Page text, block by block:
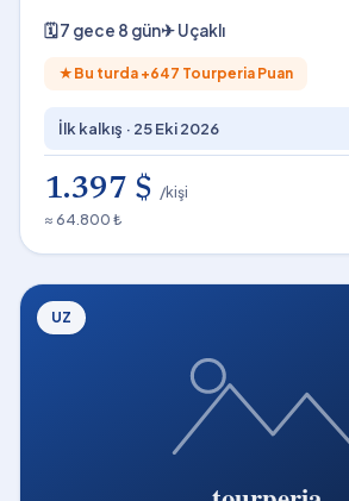
🗓7 gece 8 gün✈Uçaklı
★ Bu turda +647 Tourperia Puan
İlk kalkış · 25 Eki 2026
1.397 $ /kişi
≈ 64.800 ₺
UZ